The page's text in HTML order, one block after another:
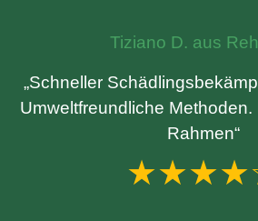
Tiziano D. aus
„Schneller
Umweltfreundliche
Rahmen“